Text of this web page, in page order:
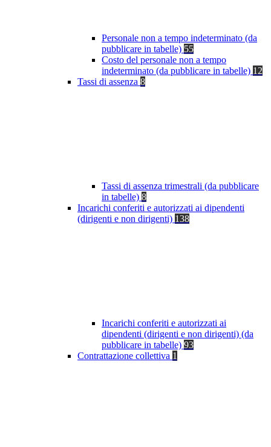
Personale non a tempo indeterminato (da
pubblicare in tabelle) 55
Costo del personale non a tempo
indeterminato (da pubblicare in tabelle) 12
Tassi di assenza 8
Tassi di assenza trimestrali (da pubblicare
in tabelle) 8
Incarichi conferiti e autorizzati ai dipendenti
(dirigenti e non dirigenti) 138
Incarichi conferiti e autorizzati ai
dipendenti (dirigenti e non dirigenti) (da
pubblicare in tabelle) 93
Contrattazione collettiva 1